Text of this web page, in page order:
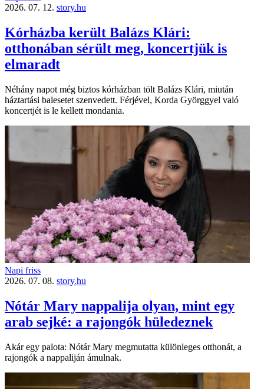
2026. 07. 12. story.hu
Kórházba került Balázs Klári:
otthonában sérült meg, koncertjük is
elmaradt
Néhány napot még biztos kórházban tölt Balázs Klári, miután
háztartási balesetet szenvedett. Férjével, Korda Györggyel való
koncertjét is le kellett mondania.
Napi friss
2026. 07. 08. story.hu
Nótár Mary nappalija olyan, mint egy
arab sejké: a rajongók hüledeznek
Akár egy palota: Nótár Mary megmutatta különleges otthonát, a
rajongók a nappaliján ámulnak.